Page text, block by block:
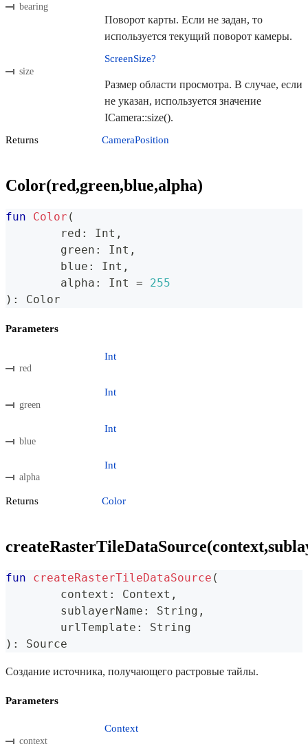
bearing
Поворот карты. Если не задан, то
используется текущий поворот камеры.
size
ScreenSize?
Размер области просмотра. В случае, если
не указан, используется значение
ICamera::size().
Returns CameraPosition
Color(red,green,blue,alpha)
fun Color (
	red
: Int ,
	green
: Int ,
	blue
: Int ,
	alpha
: Int =
255
) : Color
Parameters
red
Int
green
Int
blue
Int
alpha
Int
Returns Color
fun createRasterTileDataSource (
	context
: Context ,
	sublayerName
: String ,
	urlTemplate
:
String
) : Source
Создание источника, получающего растровые тайлы.
Parameters
context
Context